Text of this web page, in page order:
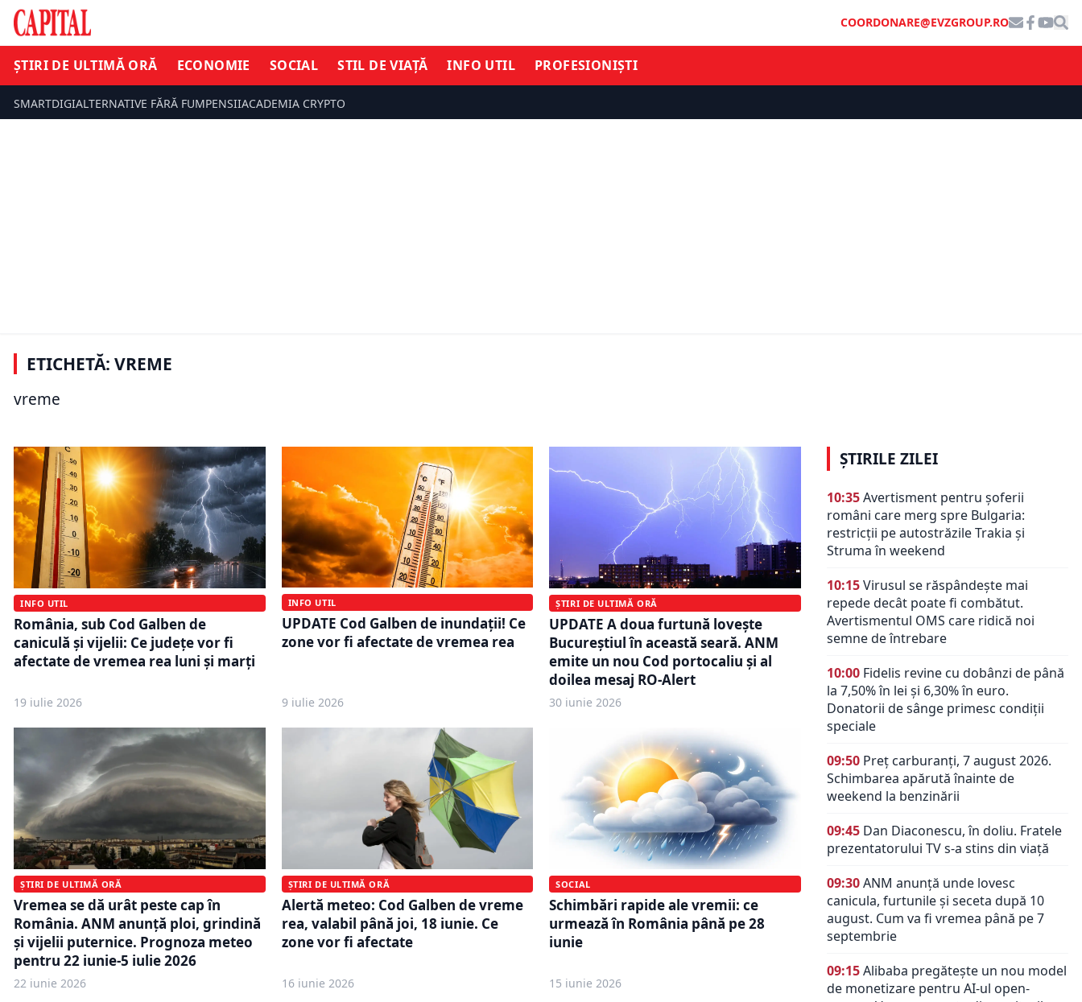
COORDONARE@EVZGROUP.RO
ȘTIRI DE ULTIMĂ ORĂ ECONOMIE SOCIAL STIL DE VIAȚĂ INFO UTIL PROFESIONIȘTI
SMARTDIGIALTERNATIVE FĂRĂ FUMPENSIIACADEMIA CRYPTO
ETICHETĂ: VREME
vreme
UPDATE Vremea o ia razna! Țara
este sub Cod Galben, Portocaliu și
Roșu. Ce zone vor fi afectate de
INFO UTIL
România, sub Cod Galben de
caniculă și vijelii: Ce județe vor fi
afectate de vremea rea luni și marți
19 iulie 2026
INFO UTIL
UPDATE Cod Galben de inundații! Ce
zone vor fi afectate de vremea rea
9 iulie 2026
ȘTIRI DE ULTIMĂ ORĂ
UPDATE A doua furtună lovește
Bucureștiul în această seară. ANM
emite un nou Cod portocaliu și al
doilea mesaj RO-Alert
30 iunie 2026
ȘTIRI DE ULTIMĂ ORĂ
Vremea se dă urât peste cap în
România. ANM anunță ploi, grindină
și vijelii puternice. Prognoza meteo
pentru 22 iunie-5 iulie 2026
22 iunie 2026
ȘTIRI DE ULTIMĂ ORĂ
Alertă meteo: Cod Galben de vreme
rea, valabil până joi, 18 iunie. Ce
zone vor fi afectate
16 iunie 2026
SOCIAL
Schimbări rapide ale vremii: ce
urmează în România până pe 28
iunie
15 iunie 2026
ȘTIRILE ZILEI
10:35Avertisment pentru șoferii
români care merg spre Bulgaria:
restricții pe autostrăzile Trakia și
Struma în weekend
10:15Virusul se răspândește mai
repede decât poate fi combătut.
Avertismentul OMS care ridică noi
semne de întrebare
10:00 Fidelis revine cu dobânzi de până
la 7,50% în lei și 6,30% în euro.
Donatorii de sânge primesc condiții
speciale
09:50 Preț carburanți, 7 august 2026.
Schimbarea apărută înainte de
weekend la benzinării
09:45 Dan Diaconescu, în doliu. Fratele
prezentatorului TV s-a stins din viață
09:30ANM anunță unde lovesc
canicula, furtunile și seceta după 10
august. Cum va fi vremea până pe 7
septembrie
09:15Alibaba pregătește un nou model
de monetizare pentru AI-ul open-